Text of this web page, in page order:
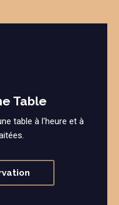
Table
table à l'heure et à